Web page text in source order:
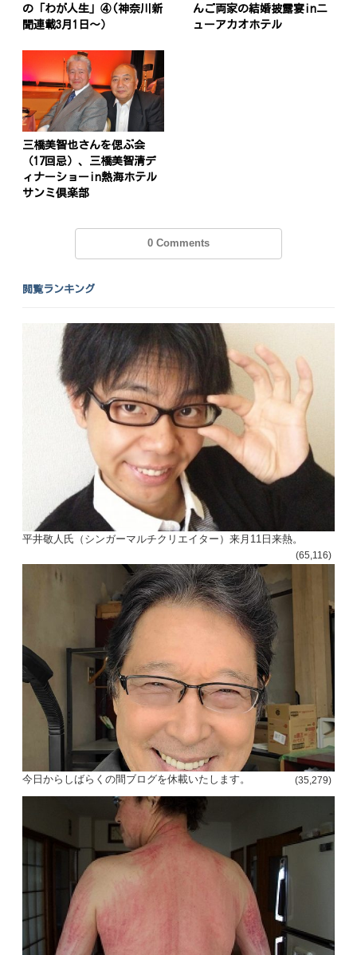
の「わが人生」④(神奈川新
聞連載3月1日〜）
んご両家の結婚披露宴inニ
ューアカオホテル
三橋美智也さんを偲ぶ会
（17回忌）、三橋美智清デ
ィナーショーin熱海ホテル
サンミ倶楽部
0 Comments
閲覧ランキング
平井敬人氏（シンガーマルチクリエイター）来月11日来熱。
(65,116)
今日からしばらくの間ブログを休載いたします。 (35,279)